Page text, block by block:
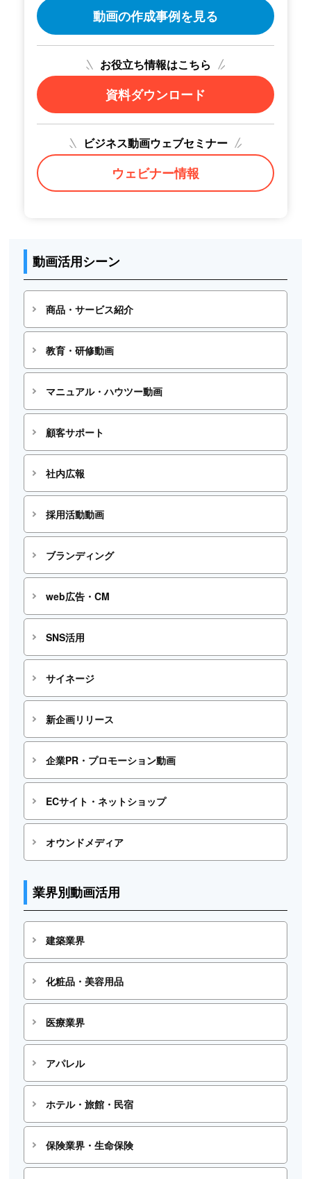
動画の作成事例を見る
お役立ち情報はこちら
資料ダウンロード
ビジネス動画ウェブセミナー
ウェビナー情報
動画活用シーン
商品・サービス紹介
教育・研修動画
マニュアル・ハウツー動画
顧客サポート
社内広報
採用活動動画
ブランディング
web広告・CM
SNS活用
サイネージ
新企画リリース
企業PR・プロモーション動画
ECサイト・ネットショップ
オウンドメディア
業界別動画活用
建築業界
化粧品・美容用品
医療業界
アパレル
ホテル・旅館・民宿
保険業界・生命保険